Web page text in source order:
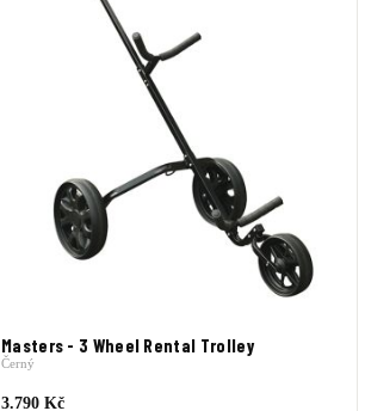
Masters - 3 Wheel Rental Trolley
Černý
3.790 Kč